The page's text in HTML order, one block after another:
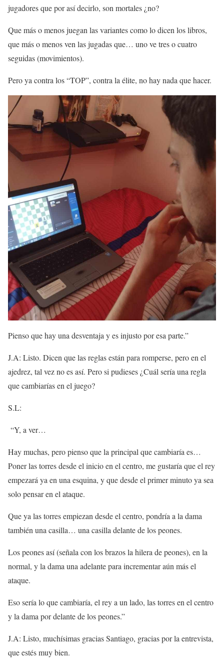
jugadores que por así decirlo, son mortales ¿no?
Que más o menos juegan las variantes como lo dicen los libros,
que más o menos ven las jugadas que… uno ve tres o cuatro
seguidas (movimientos).
Pero ya contra los “TOP”, contra la élite, no hay nada que hacer.
Pienso que hay una desventaja y es injusto por esa parte.”
J.A: Listo. Dicen que las reglas están para romperse, pero en el
ajedrez, tal vez no es así. Pero si pudieses ¿Cuál sería una regla
que cambiarías en el juego?
S.L:
“Y, a ver…
Hay muchas, pero pienso que la principal que cambiaría es…
Poner las torres desde el inicio en el centro, me gustaría que el rey
empezará ya en una esquina, y que desde el primer minuto ya sea
solo pensar en el ataque.
Que ya las torres empiezan desde el centro, pondría a la dama
también una casilla… una casilla delante de los peones.
Los peones así (señala con los brazos la hilera de peones), en la
normal, y la dama una adelante para incrementar aún más el
ataque.
Eso sería lo que cambiaría, el rey a un lado, las torres en el centro
y la dama por delante de los peones.”
J.A: Listo, muchísimas gracias Santiago, gracias por la entrevista,
que estés muy bien.